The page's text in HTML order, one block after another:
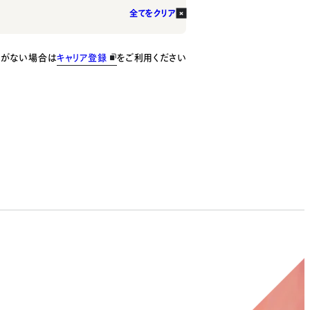
全てをクリア
ない場合はキャリア登録 をご利用ください